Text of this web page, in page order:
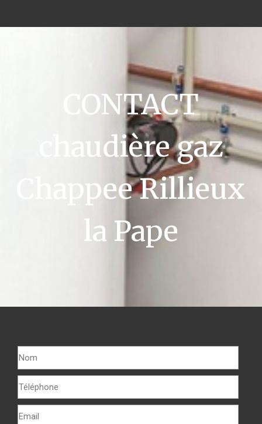
CONTACT
chaudière gaz
Chappee Rillieux
la Pape